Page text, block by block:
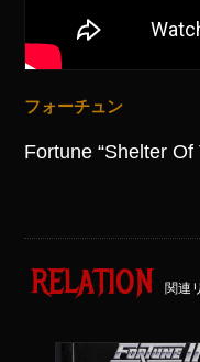
フォーチュン
Fortune “Shelter
RELATION 関連